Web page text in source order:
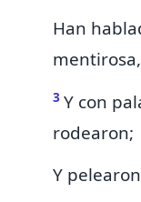
Han
mentirosa,
3 Y con
rodearon;
Y